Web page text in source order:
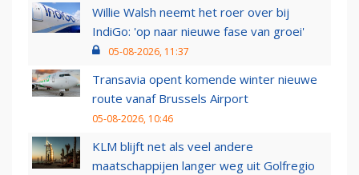
Willie Walsh neemt het roer over bij
IndiGo: 'op naar nieuwe fase van groei'
05-08-2026, 11:37
Transavia opent komende winter nieuwe
route vanaf Brussels Airport
05-08-2026, 10:46
KLM blijft net als veel andere
maatschappijen langer weg uit Golfregio